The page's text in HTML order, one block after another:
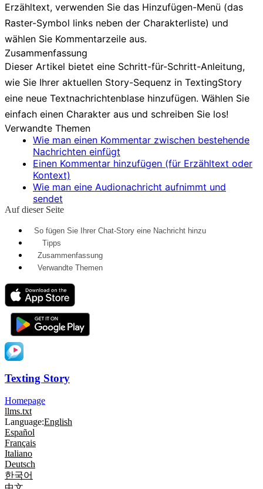
Erzähltext, verwenden Sie das Hinzufügen-Menü (das
Raster-Symbol links neben der Charakterliste) und
wählen Sie Kommentarzeile aus.
Zusammenfassung
Dieser Artikel bietet eine Schritt-für-Schritt-Anleitung,
wie Sie Ihrer aktuellen Story-Sequenz in TextingStory
eine neue Textnachrichtenblase hinzufügen. Wählen Sie
einfach einen Charakter aus und schreiben Sie los!
Verwandte Themen
Wie man einen Kommentar zwischen bestehende
Nachrichten einfügt
Einen Kommentar hinzufügen (für Erzähltext oder
Kontext)
Wie man eine Audionachricht aufnimmt und
sendet
Auf dieser Seite
So fügen Sie Ihrer Chat-Story eine Nachricht hinzu
Tipps
Zusammenfassung
Verwandte Themen
Texting Story
Homepage
llms.txt
Language:English
Español
Français
Italiano
Deutsch
한국어